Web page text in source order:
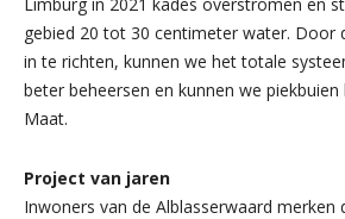
gebied 20 tot 30 centimeter water. Door
in te richten, kunnen we het totale
beter beheersen en kunnen we piekbuien
Maat.
Project van jaren
Inwoners van de Alblasserwaard merken